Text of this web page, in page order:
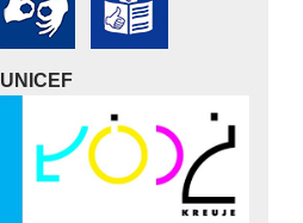
UNICEF